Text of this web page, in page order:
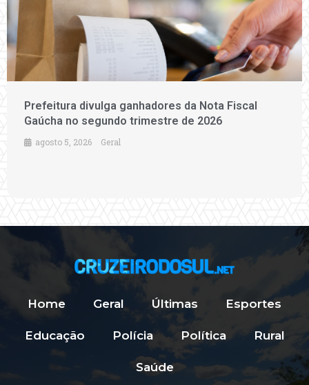
Prefeitura divulga ganhadores da Nota Fiscal
Gaúcha no segundo trimestre de 2026
agosto 5, 2026 Geral
Home Geral Últimas Esportes
Educação Polícia Política Rural
Saúde